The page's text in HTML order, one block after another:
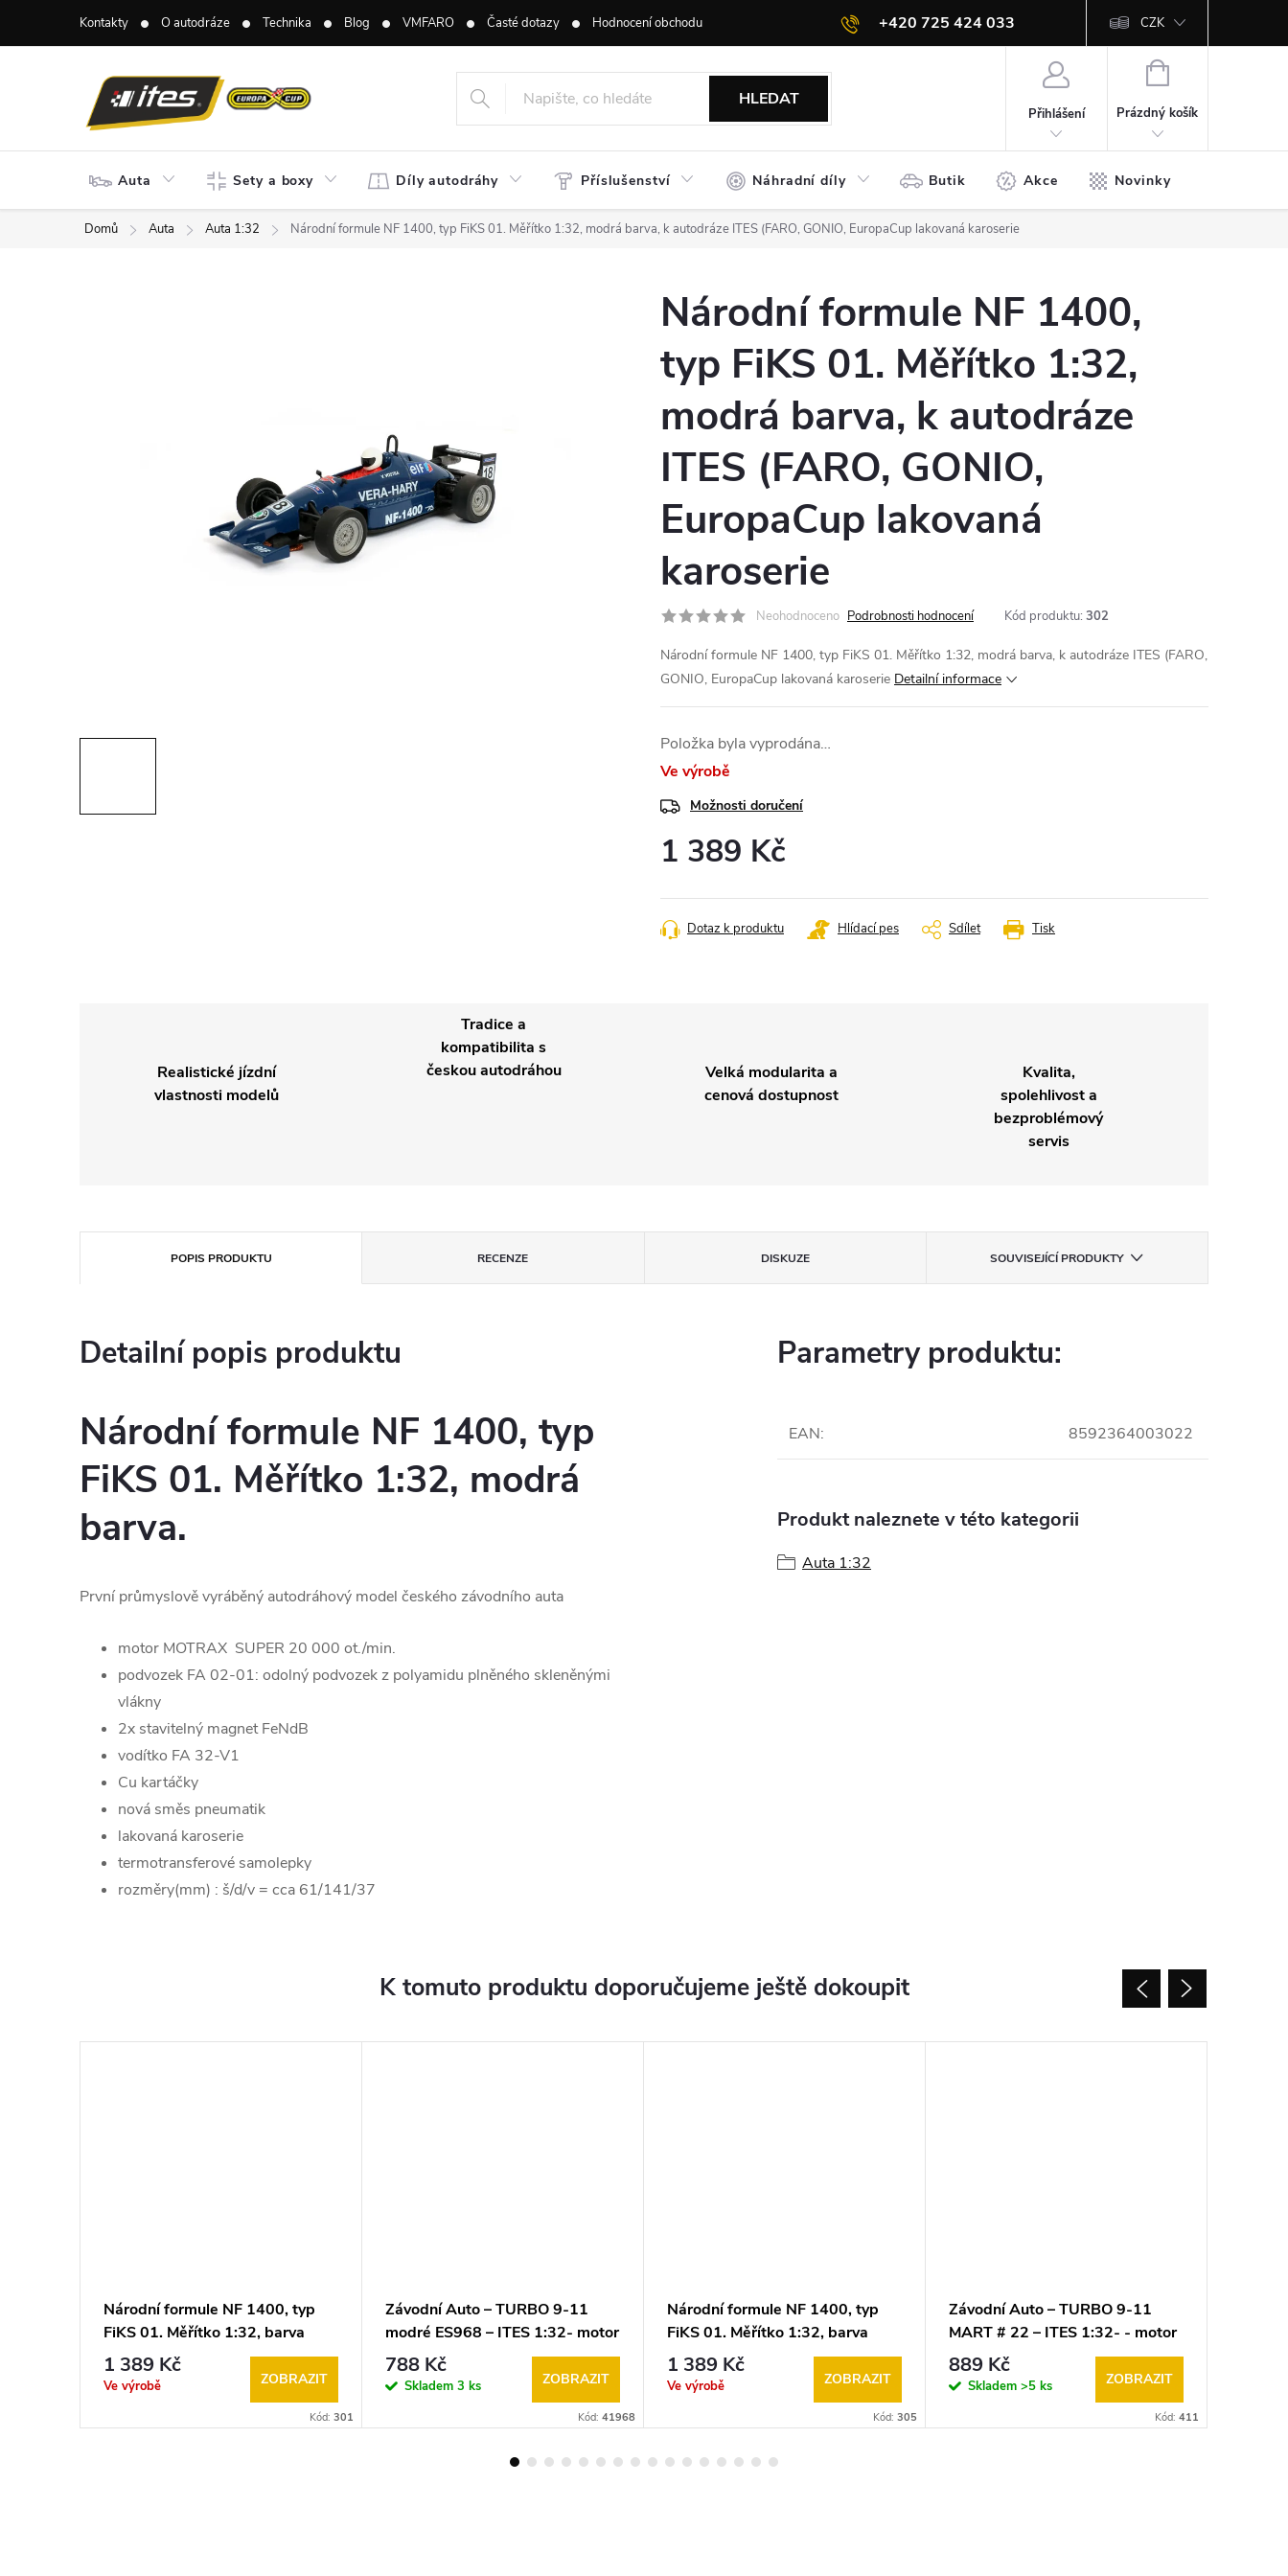
+420 725 424 033
Kontakty O autodráze Technika Blog VMFARO Časté dotazy Hodnocení obchodu CZK
HLEDAT
Přihlášení
NÁKUPNÍ
Prázdný košík
Auta Sety a boxy Díly autodráhy Příslušenství Náhradní díly Butik Akce Novinky
Domů Auta Auta 1:32 Národní formule NF 1400, typ FiKS 01. Měřítko 1:32, modrá barva, k autodráze ITES (FARO, GONIO, EuropaCup lakovaná karoserie
Národní formule NF 1400,
typ FiKS 01. Měřítko 1:32,
modrá barva, k autodráze
ITES (FARO, GONIO,
EuropaCup lakovaná
karoserie
Neohodnoceno Podrobnosti hodnocení Kód produktu: 302
Národní formule NF 1400, typ FiKS 01. Měřítko 1:32, modrá barva, k autodráze ITES (FARO,
GONIO, EuropaCup lakovaná karoserie Detailní informace
Položka byla vyprodána…
Ve výrobě
Možnosti doručení
1 389 Kč
cena:
Tisk
Dotaz k produktu Hlídací pes Sdílet
Realistické jízdní
vlastnosti modelů
Tradice a
kompatibilita s
českou autodráhou
Velká modularita a
cenová dostupnost
Kvalita,
spolehlivost a
bezproblémový
servis
POPIS PRODUKTU RECENZE DISKUZE SOUVISEJÍCÍ PRODUKTY
Detailní popis produktu
Národní formule NF 1400, typ
FiKS 01. Měřítko 1:32, modrá
barva.
První průmyslově vyráběný autodráhový model českého závodního auta
motor MOTRAX SUPER 20 000 ot./min.
podvozek FA 02-01: odolný podvozek z polyamidu plněného skleněnými
vlákny
2x stavitelný magnet FeNdB
vodítko FA 32-V1
Cu kartáčky
nová směs pneumatik
lakovaná karoserie
termotransferové samolepky
rozměry(mm) : š/d/v = cca 61/141/37
Parametry produktu:
EAN: 8592364003022
Produkt naleznete v této kategorii
Auta 1:32
K tomuto produktu doporučujeme ještě dokoupit
Národní formule NF 1400, typ
FiKS 01. Měřítko 1:32, barva
žlutá, k autodráze ITES (FARO,
GONIO, EuropaCup lakovaná
1 389 Kč
Ve výrobě ZOBRAZIT
Kód: 301
Závodní Auto – TURBO 9-11
modré ES968 – ITES 1:32- motor
12 OOO ot- model SRC (Slot
Racing Car)
788 Kč
Skladem 3 ks ZOBRAZIT
Kód: 41968
Národní formule NF 1400, typ
FiKS 01. Měřítko 1:32, barva
červená, k autodráze ITES
(FARO, GONIO, EuropaCup
1 389 Kč
Ve výrobě ZOBRAZIT
Kód: 305
Závodní Auto – TURBO 9-11
MART # 22 – ITES 1:32- - motor
20 OOO ot. -model SRC (Slot
Racing Car)
889 Kč
Skladem >5 ks ZOBRAZIT
Kód: 411